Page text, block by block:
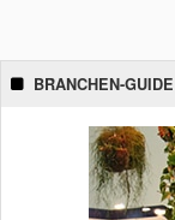
BRANCHEN-GUIDE